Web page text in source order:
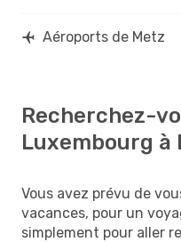
Aéroports de Metz
Recherchez-
Luxembourg à
Vous avez prévu de
vacances, pour un
simplement pour aller